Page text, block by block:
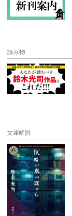
読み物
文庫解説